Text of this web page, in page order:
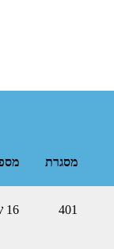
מסגרת
401 16 ש"ס